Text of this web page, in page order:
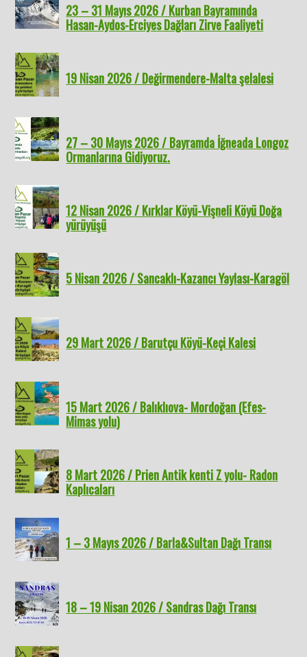
23 – 31 Mayıs 2026 / Kurban Bayramında
Hasan-Aydos-Erciyes Dağları Zirve Faaliyeti
19 Nisan 2026 / Değirmendere-Malta şelalesi
27 – 30 Mayıs 2026 / Bayramda İğneada Longoz
Ormanlarına Gidiyoruz.
12 Nisan 2026 / Kırklar Köyü-Vişneli Köyü Doğa
yürüyüşü
5 Nisan 2026 / Sancaklı-Kazancı Yaylası-Karagöl
29 Mart 2026 / Barutçu Köyü-Keçi Kalesi
15 Mart 2026 / Balıklıova- Mordoğan (Efes-
Mimas yolu)
8 Mart 2026 / Prien Antik kenti Z yolu- Radon
Kaplıcaları
1 – 3 Mayıs 2026 / Barla&Sultan Dağı Transı
18 – 19 Nisan 2026 / Sandras Dağı Transı